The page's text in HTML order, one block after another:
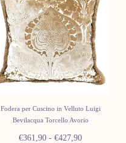
Fodera per Cuscino in Velluto Luigi
Bevilacqua Torcello Avorio
Prezzo
€361,90 - Prezzo
€427,90